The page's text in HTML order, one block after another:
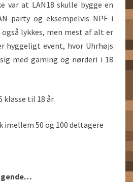
var at LAN18 skulle bygge en
party og eksempelvis NPF i
også lykkes, men mest af alt er
hyggeligt event, hvor Uhrhøjs
med gaming og nørderi i 18
klasse til 18 år.
imellem 50 og 100 deltagere